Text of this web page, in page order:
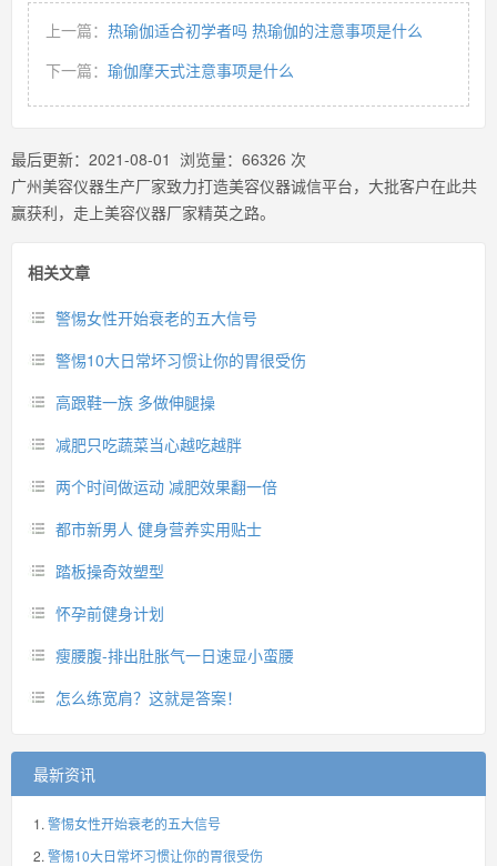
上一篇： 热瑜伽适合初学者吗 热瑜伽的注意事项是什么
下一篇： 瑜伽摩天式注意事项是什么
最后更新： 2021-08-01 浏览量： 66326 次
广州美容仪器生产厂家致力打造美容仪器诚信平台，大批客户在此共
赢获利，走上美容仪器厂家精英之路。
相关文章
警惕女性开始衰老的五大信号
警惕10大日常坏习惯让你的胃很受伤
高跟鞋一族 多做伸腿操
减肥只吃蔬菜当心越吃越胖
两个时间做运动 减肥效果翻一倍
都市新男人 健身营养实用贴士
踏板操奇效塑型
怀孕前健身计划
瘦腰腹-排出肚胀气一日速显小蛮腰
怎么练宽肩？这就是答案！
最新资讯
警惕女性开始衰老的五大信号
警惕10大日常坏习惯让你的胃很受伤